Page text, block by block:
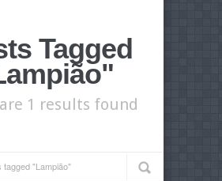
Tagged
1 results found
tagged "Lampião"